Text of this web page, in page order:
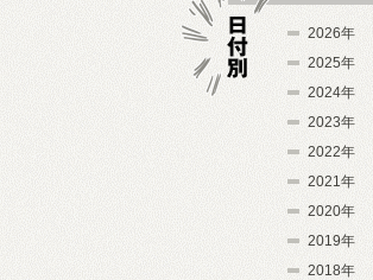
2026年
2025年
2024年
2023年
2022年
2021年
2020年
2019年
2018年